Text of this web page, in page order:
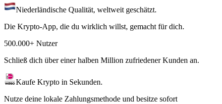
Niederländische Qualität, weltweit geschätzt.
Die Krypto-App, die du wirklich willst, gemacht für dich.
500.000+ Nutzer
Schließ dich über einer halben Million zufriedener Kunden an.
Kaufe Krypto in Sekunden.
Nutze deine lokale Zahlungsmethode und besitze sofort